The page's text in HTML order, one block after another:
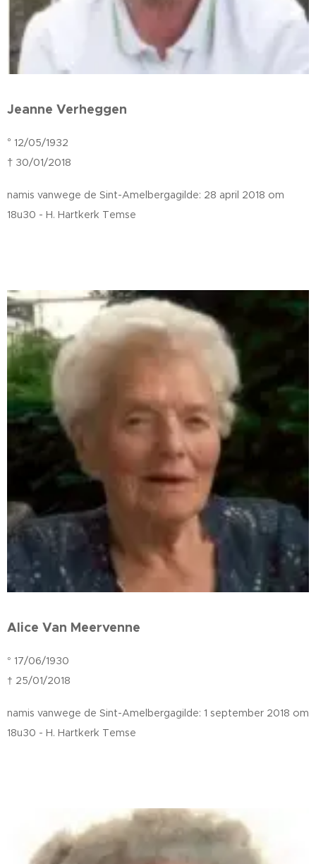
Jeanne Verheggen
° 12/05/1932
† 30/01/2018
namis vanwege de Sint-Amelbergagilde: 28 april 2018 om
18u30 - H. Hartkerk Temse
Alice Van Meervenne
° 17/06/1930
† 25/01/2018
namis vanwege de Sint-Amelbergagilde: 1 september 2018 om
18u30 - H. Hartkerk Temse